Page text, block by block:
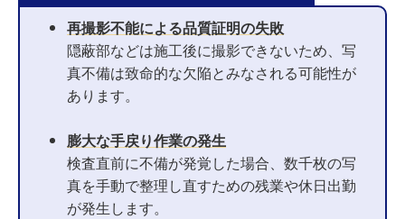
再撮影不能による品質証明の失敗
隠蔽部などは施工後に撮影できないため、写
真不備は致命的な欠陥とみなされる可能性が
あります。
膨大な手戻り作業の発生
検査直前に不備が発覚した場合、数千枚の写
真を手動で整理し直すための残業や休日出勤
が発生します。